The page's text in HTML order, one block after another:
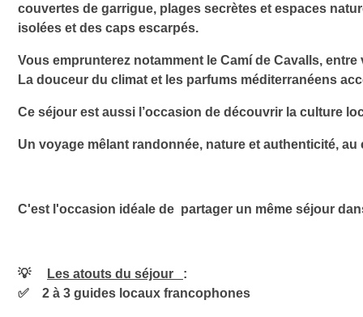
couvertes de garrigue, plages secrètes et espaces
isolées et des caps escarpés.
Vous emprunterez notamment le Camí de Cavalls,
La douceur du climat et les parfums méditerranéens
Ce séjour est aussi l’occasion de découvrir la culture
Un voyage mêlant randonnée, nature et authenticité,
C'est l'occasion idéale de partager un même séjour
💡 Les atouts du séjour :
✅ 2 à 3 guides locaux francophones